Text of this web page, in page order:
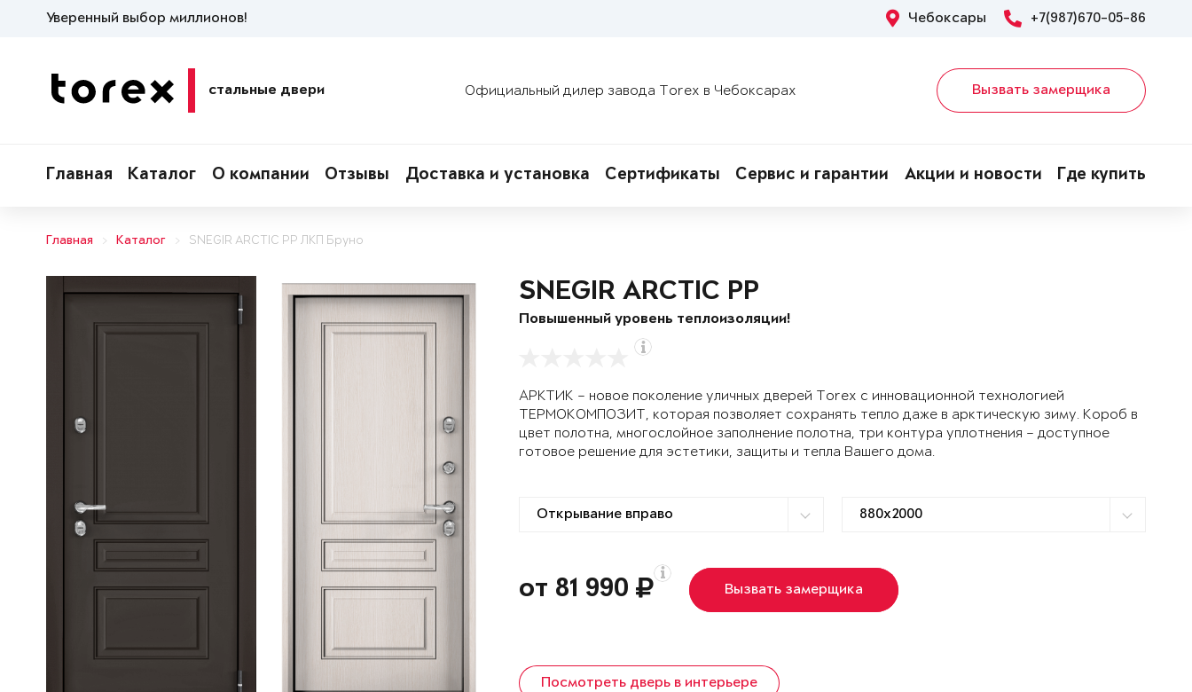
Уверенный выбор миллионов! Чебоксары +7(987)670-05-86
стальные двери Официальный дилер завода Torex в Чебоксарах Вызвать замерщика
Главная Каталог О компании Отзывы Доставка и установка Сертификаты Сервис и гарантии Акции и новости Где купить
Главная Каталог SNEGIR ARCTIC PP ЛКП Бруно
SNEGIR ARCTIC PP
Повышенный уровень теплоизоляции!
АРКТИК – новое поколение уличных дверей Torex с инновационной технологией
ТЕРМОКОМПОЗИТ, которая позволяет сохранять тепло даже в арктическую зиму. Короб в
цвет полотна, многослойное заполнение полотна, три контура уплотнения – доступное
готовое решение для эстетики, защиты и тепла Вашего дома.
от 81 990 Вызвать замерщика
Посмотреть дверь в интерьере